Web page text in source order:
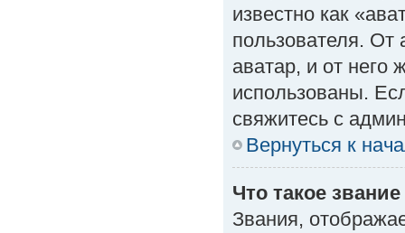
известно как
пользователя. От
аватар, и от него
использованы.
свяжитесь с
Вернуться к
Что такое
Звания,